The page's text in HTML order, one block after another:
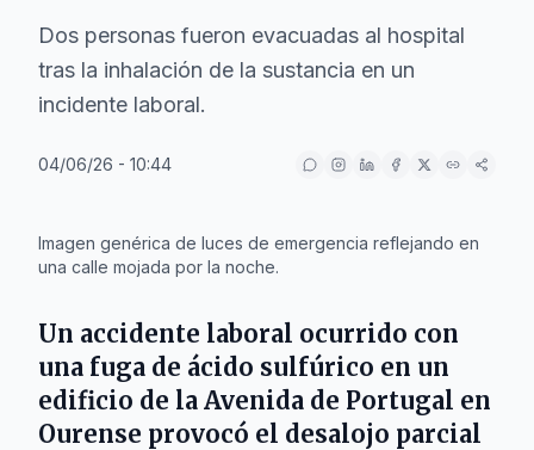
Dos personas fueron evacuadas al hospital
tras la inhalación de la sustancia en un
incidente laboral.
04/06/26 - 10:44
Imagen genérica de luces de emergencia reflejando en
una calle mojada por la noche.
Un accidente laboral ocurrido con
una fuga de ácido sulfúrico en un
edificio de la Avenida de Portugal en
Ourense provocó el desalojo parcial